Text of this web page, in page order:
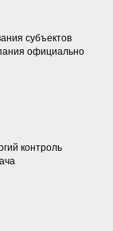
субъектов
официально
контроль